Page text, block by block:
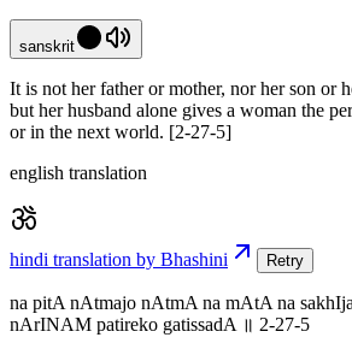
sanskrit
It is not her father or mother, nor her son or
but her husband alone gives a woman the
or in the next world. [2-27-5]
english translation
hindi translation by Bhashini Retry
na pitA nAtmajo nAtmA na mAtA na
nArINAM patireko gatissadA ॥ 2-27-5